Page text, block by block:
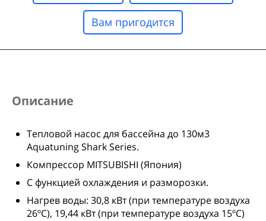
Вам пригодится
Описание
Тепловой насос для бассейна до 130м3
Aquatuning Shark Series.
Компрессор MITSUBISHI (Япония)
С функцией охлаждения и разморозки.
Нагрев воды: 30,8 кВт (при температуре воздуха
26ºC), 19,44 кВт (при температуре воздуха 15ºC)